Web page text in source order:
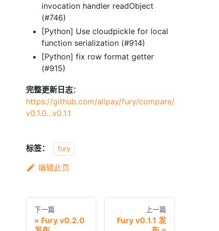
invocation handler readObject
(#746)
[Python] Use cloudpickle for local
function serialization (#914)
[Python] fix row format getter
(#915)
完整更新日志：
https://github.com/alipay/fury/compare/
v0.1.0...v0.1.1
标签： fury
编辑此页
下一篇
Fury v0.2.0
上一篇
Fury v0.1.1 发